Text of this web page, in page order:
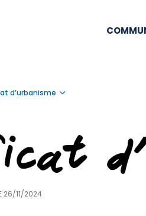
d’urbanisme
26/11/2024